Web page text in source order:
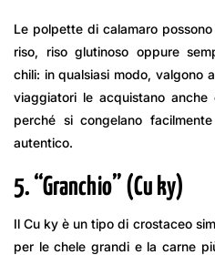
Le polpette di calamaro
riso, riso glutinoso oppure
chili: in qualsiasi modo, valgono
viaggiatori le acquistano anche
perché si congelano
autentico.
5. “Granchio” (Cu ky)
Il Cu ky è un tipo di crostaceo
per le chele grandi e la carne